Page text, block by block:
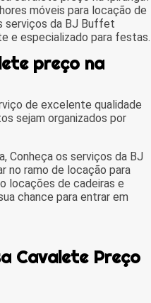
móveis para locação de
serviços da BJ Buffet
e especializado para festas.
preço na
de excelente qualidade
sejam organizados por
Conheça os serviços da BJ
no ramo de locação para
locações de cadeiras e
chance para entrar em
Cavalete Preço